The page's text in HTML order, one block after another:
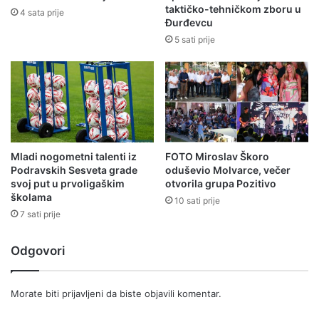
4 sata prije
taktičko-tehničkom zboru u
Đurđevcu
5 sati prije
Mladi nogometni talenti iz
Podravskih Sesveta grade
svoj put u prvoligaškim
školama
7 sati prije
FOTO Miroslav Škoro
oduševio Molvarce, večer
otvorila grupa Pozitivo
10 sati prije
Odgovori
Morate biti prijavljeni da biste objavili komentar.